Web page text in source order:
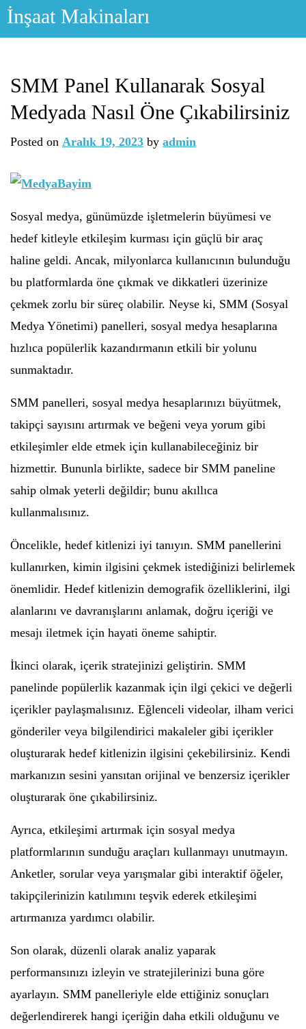
Skip
İnşaat Makinaları
SMM Panel Kullanarak Sosyal
Medyada Nasıl Öne Çıkabilirsiniz
Posted on Aralık 19, 2023 by admin
Sosyal medya, günümüzde işletmelerin büyümesi ve
hedef kitleyle etkileşim kurması için güçlü bir araç
haline geldi. Ancak, milyonlarca kullanıcının bulunduğu
bu platformlarda öne çıkmak ve dikkatleri üzerinize
çekmek zorlu bir süreç olabilir. Neyse ki, SMM (Sosyal
Medya Yönetimi) panelleri, sosyal medya hesaplarına
hızlıca popülerlik kazandırmanın etkili bir yolunu
sunmaktadır.
SMM panelleri, sosyal medya hesaplarınızı büyütmek,
takipçi sayısını artırmak ve beğeni veya yorum gibi
etkileşimler elde etmek için kullanabileceğiniz bir
hizmettir. Bununla birlikte, sadece bir SMM paneline
sahip olmak yeterli değildir; bunu akıllıca
kullanmalısınız.
Öncelikle, hedef kitlenizi iyi tanıyın. SMM panellerini
kullanırken, kimin ilgisini çekmek istediğinizi belirlemek
önemlidir. Hedef kitlenizin demografik özelliklerini, ilgi
alanlarını ve davranışlarını anlamak, doğru içeriği ve
mesajı iletmek için hayati öneme sahiptir.
İkinci olarak, içerik stratejinizi geliştirin. SMM
panelinde popülerlik kazanmak için ilgi çekici ve değerli
içerikler paylaşmalısınız. Eğlenceli videolar, ilham verici
gönderiler veya bilgilendirici makaleler gibi içerikler
oluşturarak hedef kitlenizin ilgisini çekebilirsiniz. Kendi
markanızın sesini yansıtan orijinal ve benzersiz içerikler
oluşturarak öne çıkabilirsiniz.
Ayrıca, etkileşimi artırmak için sosyal medya
platformlarının sunduğu araçları kullanmayı unutmayın.
Anketler, sorular veya yarışmalar gibi interaktif öğeler,
takipçilerinizin katılımını teşvik ederek etkileşimi
artırmanıza yardımcı olabilir.
Son olarak, düzenli olarak analiz yaparak
performansınızı izleyin ve stratejilerinizi buna göre
ayarlayın. SMM panelleriyle elde ettiğiniz sonuçları
değerlendirerek hangi içeriğin daha etkili olduğunu ve